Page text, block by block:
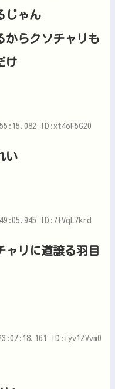
じゃん
からクソチャリも
け
ID:xt4oF5G20
い
ID:7+VqL7krd
ャリに道譲る羽目
ID:iyv1ZVvm0